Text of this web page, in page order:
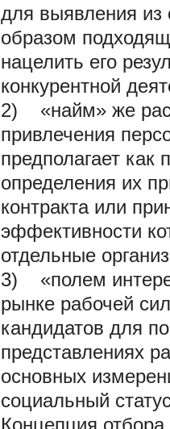
для выявления из
образом
нацелить его
конкурентной
2) «найм» же
привлечения
предполагает как
определения их
контракта или
эффективности
отдельные
3) «полем
рынке рабочей
кандидатов для
представлениях
основных
социальный
Концепция